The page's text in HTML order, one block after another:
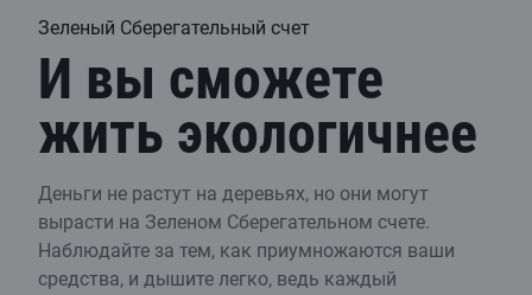
Зеленый Сберегательный счет
И вы сможете
жить экологичнее
Деньги не растут на деревьях, но они могут
вырасти на Зеленом Сберегательном счете.
Наблюдайте за тем, как приумножаются ваши
средства, и дышите легко, ведь каждый